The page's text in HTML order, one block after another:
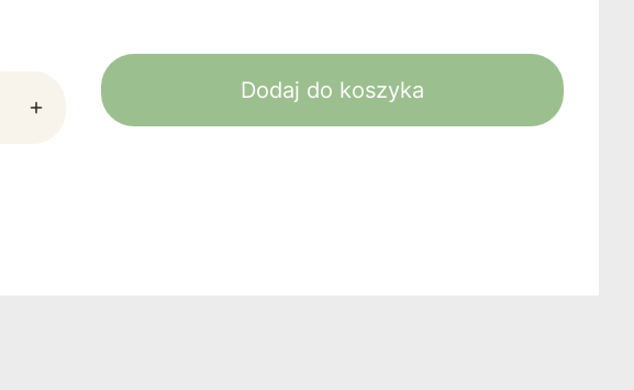
Dodaj do koszyka